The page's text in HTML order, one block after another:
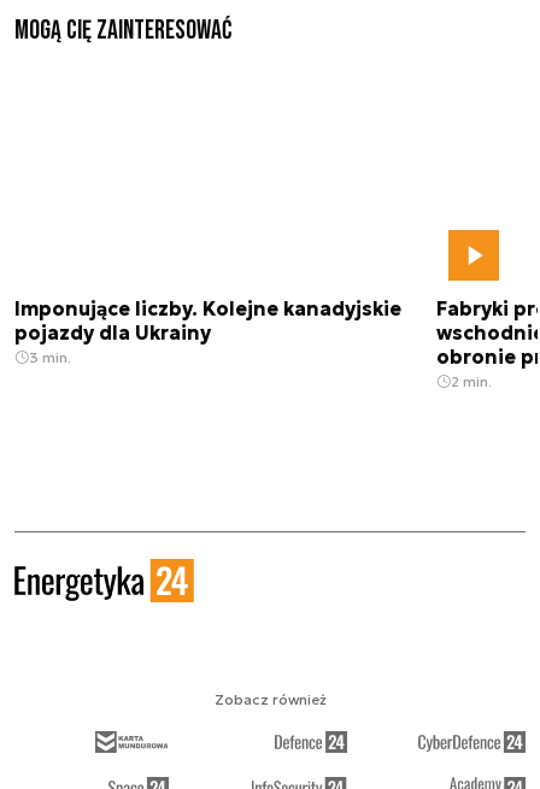
Mogą Cię zainteresować
Imponujące liczby. Kolejne kanadyjskie
pojazdy dla Ukrainy
3 min.
Fabryki
obronie
2 min.
Zobacz również